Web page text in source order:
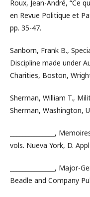
Roux, Jean-André, “Ce
en Revue Politique et
pp. 35-47.
Sanborn, Frank B.,
Discipline made under
Charities, Boston,
Sherman, William T.,
Sherman, Washington,
_______________,
vols. Nueva York, D.
_______________,
Beadle and Company